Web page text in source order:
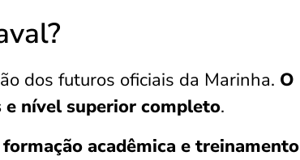
dos futuros oficiais da Marinha. O
e nível superior completo.
acadêmica e treinamento